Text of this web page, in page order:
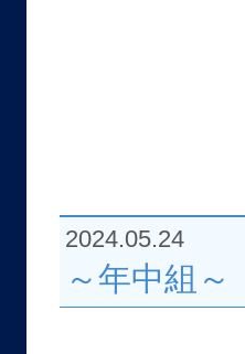
2024.05.24
～年中組～